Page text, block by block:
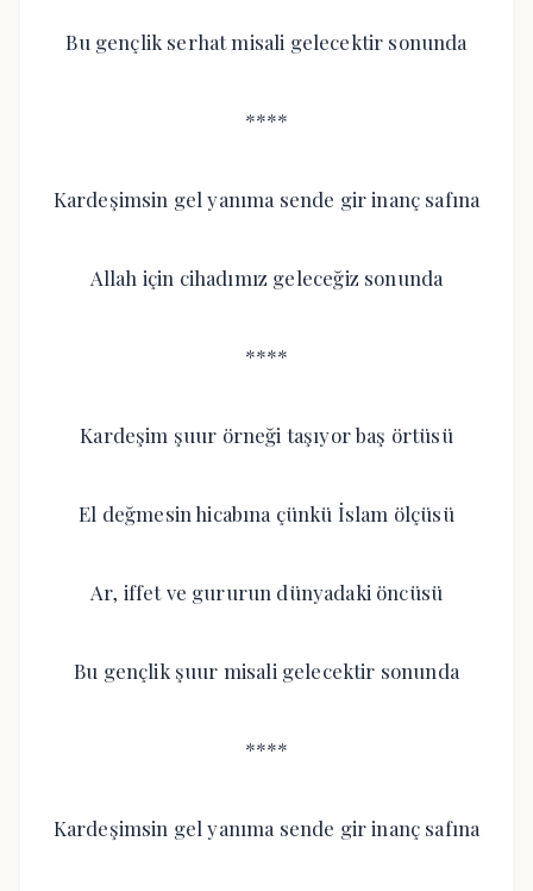
Bu gençlik serhat misali gelecektir sonunda
****
Kardeşimsin gel yanıma sende gir inanç safına
Allah için cihadımız geleceğiz sonunda
****
Kardeşim şuur örneği taşıyor baş örtüsü
El değmesin hicabına çünkü İslam ölçüsü
Ar, iffet ve gururun dünyadaki öncüsü
Bu gençlik şuur misali gelecektir sonunda
****
Kardeşimsin gel yanıma sende gir inanç safına